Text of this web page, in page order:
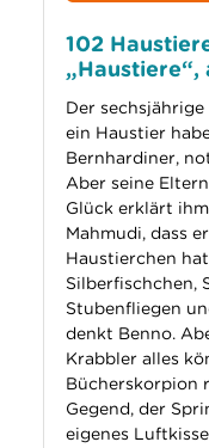
102
„Haustiere“,
Der
ein Haustier
Bernhardiner,
Aber seine
Glück erklärt
Mahmudi, dass
Haustierchen
Silberfischchen,
Stubenfliegen
denkt Benno.
Krabbler alles
Bücherskorpion
Gegend, der
eigenes